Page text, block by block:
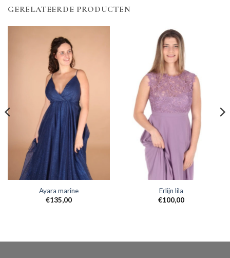
GERELATEERDE PRODUCTEN
Ayara marine
€135,00
Erlijn lila
€100,00